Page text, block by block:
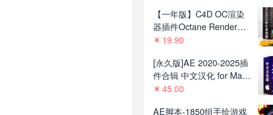
【一年版】C4D OC渲染
器插件Octane Render
2022.1R8一键安装版支持
19.90
[永久版]AE 2020-2025插
件合辑 中文汉化 for Mac
苹果系统三维模型光效粒
45.00
AE脚本-1850组手绘游戏